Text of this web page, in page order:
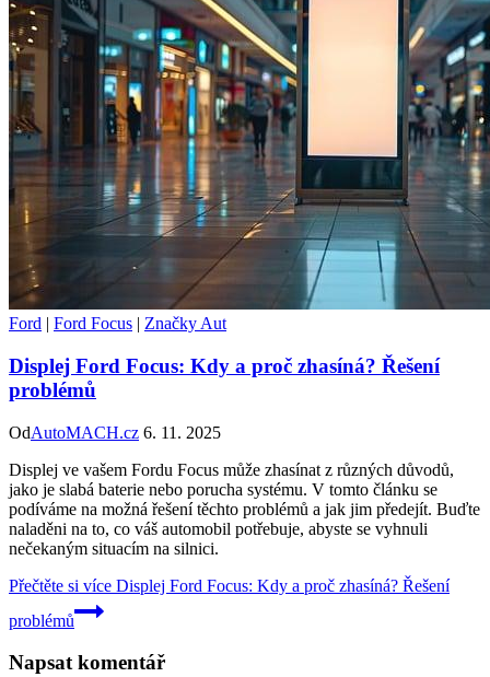
Ford | Ford Focus | Značky Aut
Displej Ford Focus: Kdy a proč zhasíná? Řešení
problémů
OdAutoMACH.cz 6. 11. 2025
Displej ve vašem Fordu Focus může zhasínat z různých důvodů,
jako je slabá baterie nebo porucha systému. V tomto článku se
podíváme na možná řešení těchto problémů a jak jim předejít. Buďte
naladěni na to, co váš automobil potřebuje, abyste se vyhnuli
nečekaným situacím na silnici.
Přečtěte si více Displej Ford Focus: Kdy a proč zhasíná? Řešení
problémů
Napsat komentář